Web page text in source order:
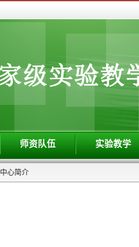
师资队伍 实验教学
中心简介